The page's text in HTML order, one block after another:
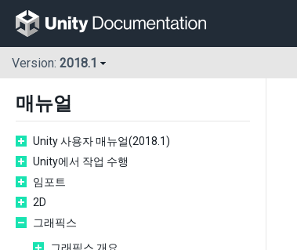
Version: 2018.1
매뉴얼
Unity 사용자 매뉴얼(2018.1)
Unity에서 작업 수행
임포트
2D
그래픽스